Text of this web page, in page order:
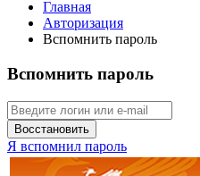
Главная
Авторизация
Вспомнить пароль
Вспомнить пароль
Восстановить
Я вспомнил пароль